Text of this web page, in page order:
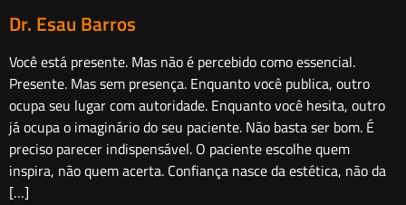
Dr. Esau Barros
Você está presente. Mas não é percebido como essencial.
Presente. Mas sem presença. Enquanto você publica, outro
ocupa seu lugar com autoridade. Enquanto você hesita, outro
já ocupa o imaginário do seu paciente. Não basta ser bom. É
preciso parecer indispensável. O paciente escolhe quem
inspira, não quem acerta. Confiança nasce da estética, não da
[…]